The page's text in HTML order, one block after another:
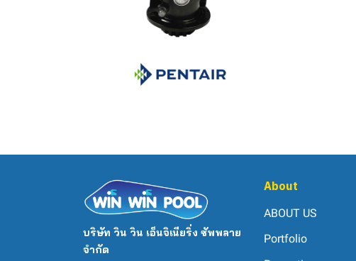
บริษัท วิน วิน เอ็นจิเนียริ่ง ซัพพลาย
จำกัด
About
ABOUT US
Portfolio